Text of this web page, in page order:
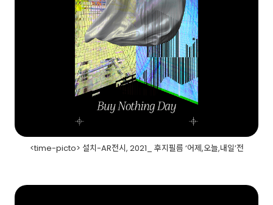
<time-picto> 설치-AR전시, 2021_ 후지필름 ‘어제,오늘,내일’전